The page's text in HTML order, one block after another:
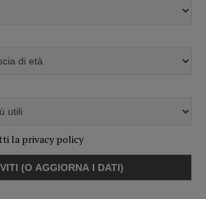
la privacy policy